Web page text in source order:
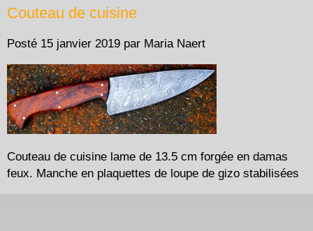
Couteau de cuisine
Posté 15 janvier 2019 par Maria Naert
Couteau de cuisine lame de 13.5 cm forgée en damas
feux. Manche en plaquettes de loupe de gizo stabilisées